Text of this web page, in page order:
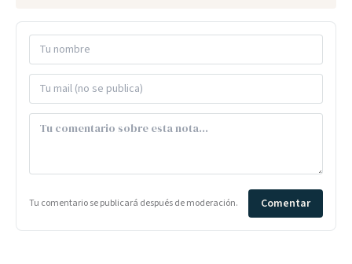
Tu comentario se publicará después de moderación. Comentar